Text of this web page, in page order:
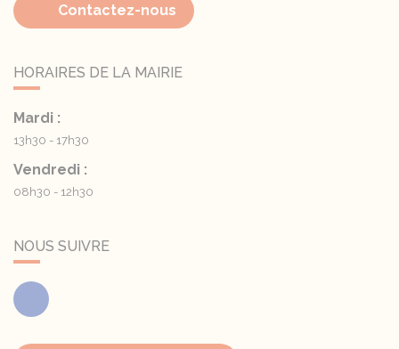
Contactez-nous
HORAIRES DE LA MAIRIE
Mardi :
13h30 - 17h30
Vendredi :
08h30 - 12h30
NOUS SUIVRE
Facebook